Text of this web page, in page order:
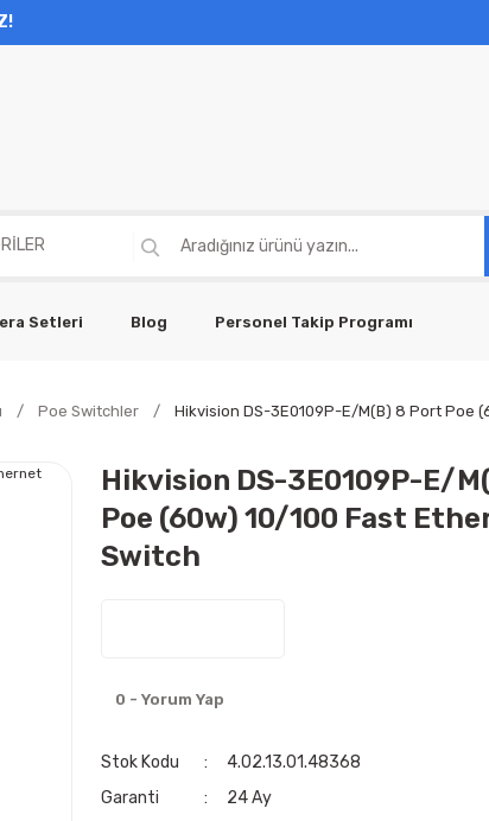
Setleri Blog Personel Takip Programı
Poe Switchler Hikvision DS-3E0109P-E/M(B) 8 Port Poe
Hikvision DS-3E0109P-E/
Poe (60w) 10/100 Fast
Switch
0 - Yorum Yap
Stok Kodu
4.02.13.01.48368
Garanti
24 Ay